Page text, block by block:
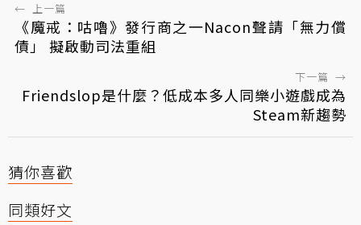
← 上一篇
《魔戒：咕嚕》發行商之一Nacon聲請「無力償
債」 擬啟動司法重組
下一篇 →
Friendslop是什麼？低成本多人同樂小遊戲成為
Steam新趨勢
猜你喜歡
同類好文